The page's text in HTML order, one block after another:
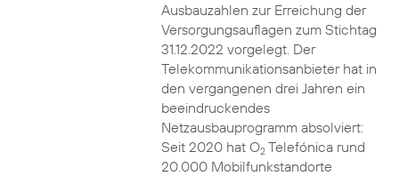
Ausbauzahlen zur Erreichung der
Versorgungsauflagen zum Stichtag
31.12.2022 vorgelegt. Der
Telekommunikationsanbieter hat in
den vergangenen drei Jahren ein
beeindruckendes
Netzausbauprogramm absolviert:
Seit 2020 hat O2Telefónica rund
20.000 Mobilfunkstandorte